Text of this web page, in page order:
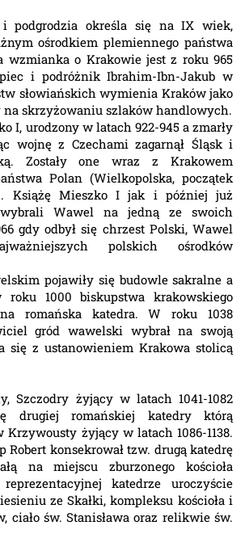
i podgrodzia określa się na IX wiek,
ośrodkiem plemiennego państwa
wzmianka o Krakowie jest z roku 965
i podróżnik Ibrahim-Ibn-Jakub w
słowiańskich wymienia Kraków jako
na skrzyżowaniu szlaków handlowych.
I, urodzony w latach 922-945 a zmarły
wojnę z Czechami zagarnął Śląsk i
Zostały one wraz z Krakowem
Polan (Wielkopolska, początek
Książę Mieszko I jak i później już
Wawel na jedną ze swoich
gdy odbył się chrzest Polski, Wawel
polskich ośrodków
pojawiły się budowle sakralne a
1000 biskupstwa krakowskiego
romańska katedra. W roku 1038
gród wawelski wybrał na swoją
się z ustanowieniem Krakowa stolicą
Szczodry żyjący w latach 1041-1082
drugiej romańskiej katedry którą
Krzywousty żyjący w latach 1086-1138.
Robert konsekrował tzw. drugą katedrę
na miejscu zburzonego kościoła
katedrze uroczyście
ze Skałki, kompleksu kościoła i
ciało św. Stanisława oraz relikwie św.